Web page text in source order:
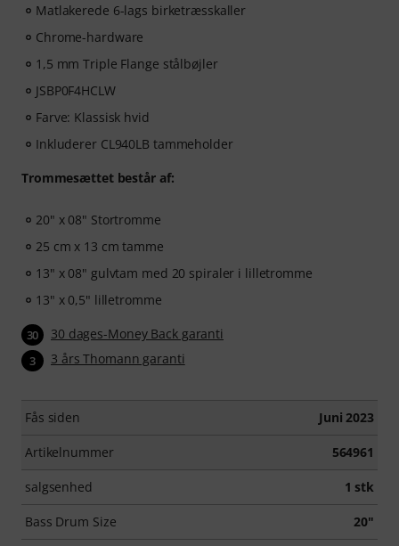
Matlakerede 6-lags birketræsskaller
Chrome-hardware
1,5 mm Triple Flange stålbøjler
JSBP0F4HCLW
Farve: Klassisk hvid
Inkluderer CL940LB tammeholder
Trommesættet består af:
20" x 08" Stortromme
25 cm x 13 cm tamme
13" x 08" gulvtam med 20 spiraler i lilletromme
13" x 0,5" lilletromme
30 30 dages-Money Back garanti
3 3 års Thomann garanti
Fås siden Juni 2023
Artikelnummer 564961
salgsenhed 1 stk
Bass Drum Size 20"